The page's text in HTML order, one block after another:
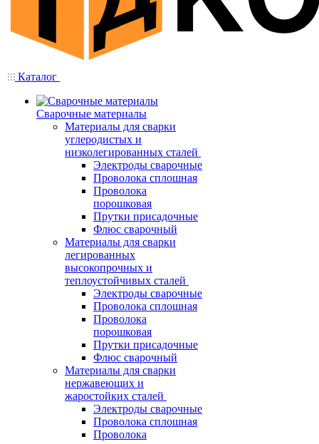
Каталог
Сварочные материалы
Материалы для сварки
углеродистых и
низколегированных сталей
Электроды сварочные
Проволока сплошная
Проволока
порошковая
Прутки присадочные
Флюс сварочный
Материалы для сварки
легированных
высокопрочных и
теплоустойчивых сталей
Электроды сварочные
Проволока сплошная
Проволока
порошковая
Прутки присадочные
Флюс сварочный
Материалы для сварки
нержавеющих и
жаростойких сталей
Электроды сварочные
Проволока сплошная
Проволока